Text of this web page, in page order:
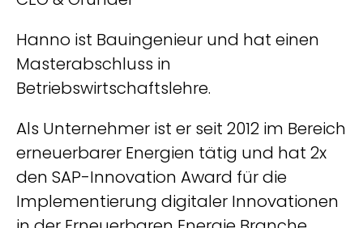
Hanno ist Bauingenieur und hat einen
Masterabschluss in
Betriebswirtschaftslehre.
Als Unternehmer ist er seit 2012 im Bereich
erneuerbarer Energien tätig und hat 2x
den SAP-Innovation Award für die
Implementierung digitaler Innovationen
v
e